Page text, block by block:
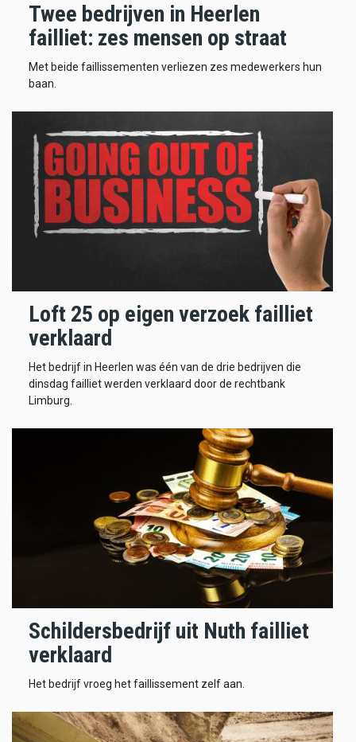
Twee bedrijven in Heerlen
failliet: zes mensen op straat
Met beide faillissementen verliezen zes medewerkers hun
baan.
Loft 25 op eigen verzoek failliet
verklaard
Het bedrijf in Heerlen was één van de drie bedrijven die
dinsdag failliet werden verklaard door de rechtbank
Limburg.
Schildersbedrijf uit Nuth failliet
verklaard
Het bedrijf vroeg het faillissement zelf aan.